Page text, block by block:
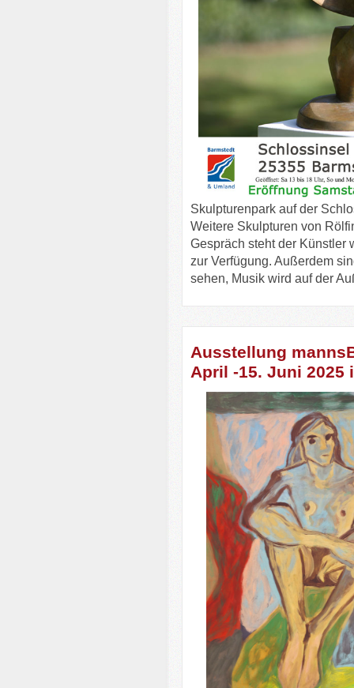
Skulpturenpark auf der
Weitere Skulpturen von
Gespräch steht der Künstler
zur Verfügung. Außerdem
sehen, Musik wird auf der
Ausstellung
April -15. Juni 2025